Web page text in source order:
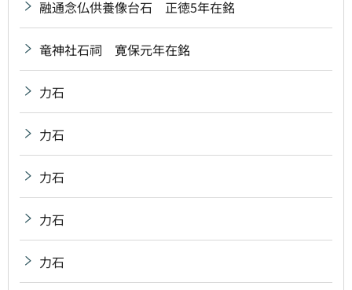
融通念仏供養像台石 正徳5年在銘
竜神社石祠 寛保元年在銘
力石
力石
力石
力石
力石